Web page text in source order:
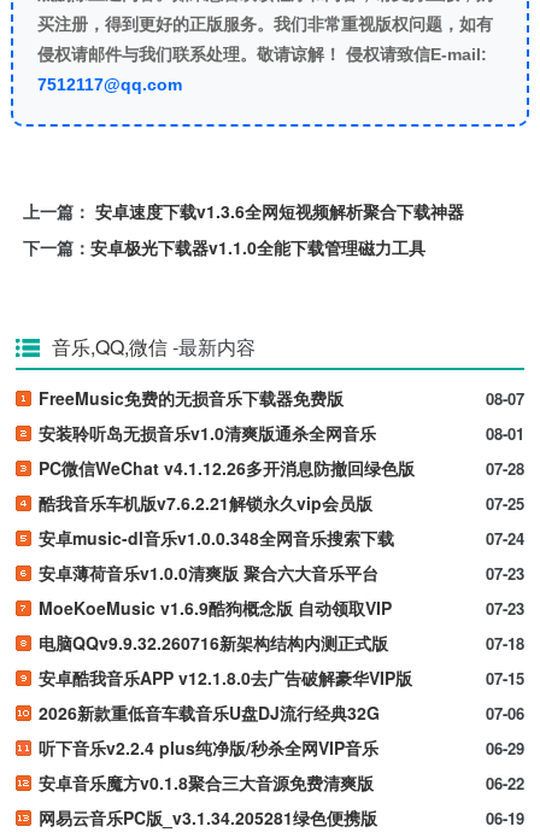
买注册，得到更好的正版服务。我们非常重视版权问题，如有
侵权请邮件与我们联系处理。敬请谅解！ 侵权请致信E-mail:
7512117@qq.com
上一篇： 安卓速度下载v1.3.6全网短视频解析聚合下载神器
下一篇： 安卓极光下载器v1.1.0全能下载管理磁力工具
音乐,QQ,微信-最新内容
08-07
FreeMusic免费的无损音乐下载器免费版
08-01
安装聆听岛无损音乐v1.0清爽版通杀全网音乐
07-28
PC微信WeChat v4.1.12.26多开消息防撤回绿色版
07-25
酷我音乐车机版v7.6.2.21解锁永久vip会员版
07-24
安卓music-dl音乐v1.0.0.348全网音乐搜索下载
07-23
安卓薄荷音乐v1.0.0清爽版 聚合六大音乐平台
07-23
MoeKoeMusic v1.6.9酷狗概念版 自动领取VIP
07-18
电脑QQv9.9.32.260716新架构结构内测正式版
07-15
安卓酷我音乐APP v12.1.8.0去广告破解豪华VIP版
07-06
2026新款重低音车载音乐U盘DJ流行经典32G
06-29
听下音乐v2.2.4 plus纯净版/秒杀全网VIP音乐
06-22
安卓音乐魔方v0.1.8聚合三大音源免费清爽版
06-19
网易云音乐PC版_v3.1.34.205281绿色便携版